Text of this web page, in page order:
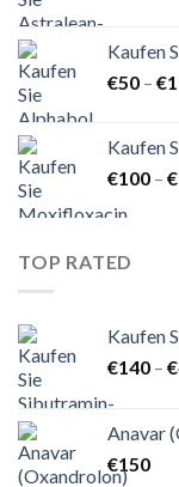
Kaufen
€50 – €
Kaufen
€100 – €
TOP RATED
Kaufen
€140 – €
Anavar
€150